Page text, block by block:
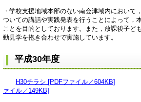
・学校支援地域本部のない南会津域内において
ついての講話や実践発表を行うことによって，
ことを目的としております。また，放課後子ど
動見学を抱き合わせで実施しています。
平成30年度
H30チラシ [PDFファイル／604KB]
ァイル／149KB]